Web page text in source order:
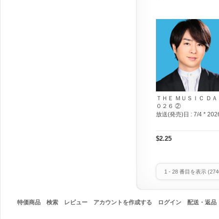
ＴＨＥ ＭＵＳＩＣ ＤＡ
０２６ ②
放送(発売)日 : 7/4 *
$2.25
1 - 28 番目を表示 (
特価商品 検索 レビュー アカウントを作成する ログイン 配送・返品